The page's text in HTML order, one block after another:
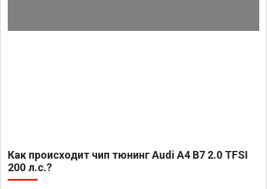
Как происходит чип тюнинг Audi A4 B7 2.0 TFSI
200 л.с.?